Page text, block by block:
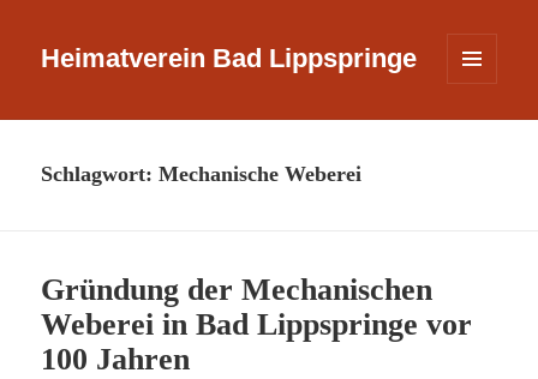
Heimatverein Bad Lippspringe
WIDGETS
Schlagwort:Mechanische Weberei
Gründung der Mechanischen
Weberei in Bad Lippspringe vor
100 Jahren